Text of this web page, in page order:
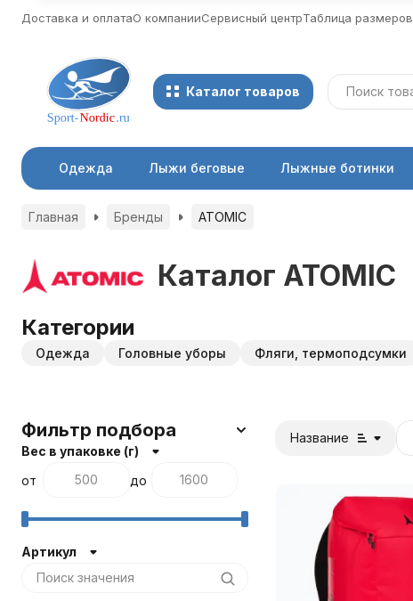
Доставка и оплатаО компанииСервисный центрТаблица размеров
Каталог товаров
Одежда Лыжи беговые Лыжные ботинки
Главная Бренды ATOMIC
Каталог ATOMIC
Категории
Одежда Головные уборы Фляги, термоподсумки
Название
Фильтр подбора
Вес в упаковке (г)
от
до
Артикул